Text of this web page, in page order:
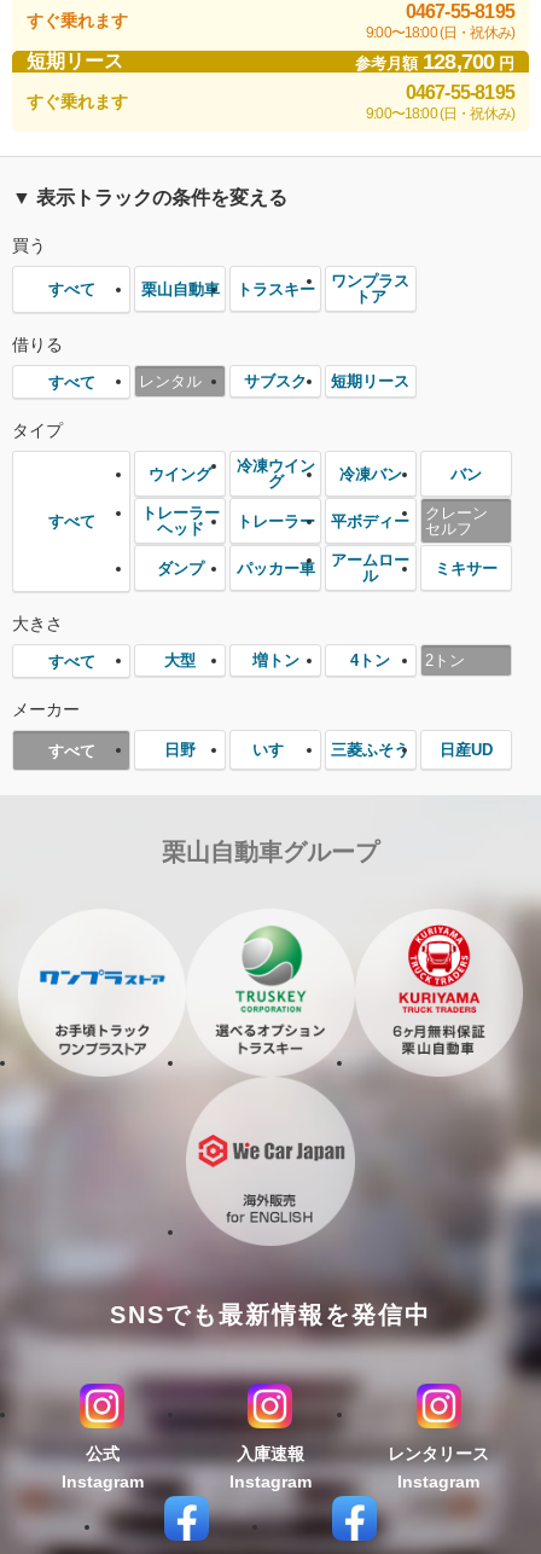
すぐ乗れます 0467-55-8195
9:00〜18:00 (日・祝休み)
短期リース 参考月額 128,700円
すぐ乗れます 0467-55-8195
9:00〜18:00 (日・祝休み)
▼ 表示トラックの条件を変える
買う
すべて 栗山自動車 トラスキー
ワンプラス
トア
借りる
すべて レンタル サブスク 短期リース
タイプ
すべて
ウイング
冷凍ウイン
グ
冷凍バン バン
トレーラー
ヘッド
トレーラー 平ボディー
クレーン
セルフ
ダンプ パッカー車
アームロー
ル
ミキサー
大きさ
すべて 大型 増トン 4トン 2トン
メーカー
すべて 日野 いすゞ 三菱ふそう 日産UD
栗山自動車グループ
SNSでも最新情報を発信中
公式
Instagram
入庫速報
Instagram
レンタリース
Instagram